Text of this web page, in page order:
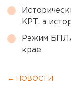
КРТ, а
Режим
крае
← НОВОСТИ